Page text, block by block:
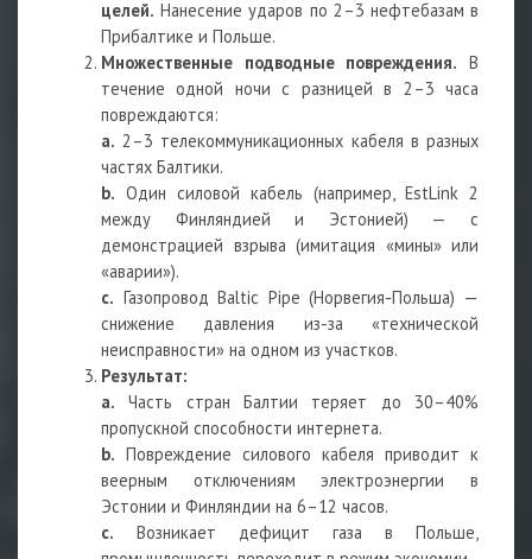
целей. Нанесение ударов по 2–3 нефтебазам в
Прибалтике и Польше.
Множественные подводные повреждения. В
течение одной ночи с разницей в 2–3 часа
повреждаются:
a. 2–3 телекоммуникационных кабеля в разных
частях Балтики.
b. Один силовой кабель (например, EstLink 2
между Финляндией и Эстонией) — с
демонстрацией взрыва (имитация «мины» или
«аварии»).
c. Газопровод Baltic Pipe (Норвегия-Польша) —
снижение давления из-за «технической
неисправности» на одном из участков.
Результат:
a.
Часть стран Балтии теряет до 30–40%
пропускной способности интернета.
b. Повреждение силового кабеля приводит к
веерным отключениям электроэнергии в
Эстонии и Финляндии на 6–12 часов.
c.
Возникает дефицит газа в Польше,